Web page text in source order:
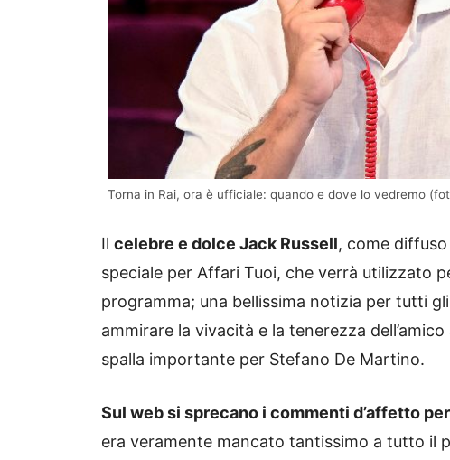
Torna in Rai, ora è ufficiale: quando e dove lo vedremo
Il celebre e dolce Jack Russell, come
speciale per Affari Tuoi, che verrà utilizzato
programma; una bellissima notizia per tutti
ammirare la vivacità e la tenerezza
spalla importante per Stefano De Martino.
Sul web si sprecano i commenti d’affetto
era veramente mancato tantissimo a tutto il